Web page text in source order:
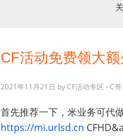
CF活动免费领大
2021年11月21日 byCF活动专区 - C哥
首先推荐一下，米业务可代
https://mi.urlsd.cn